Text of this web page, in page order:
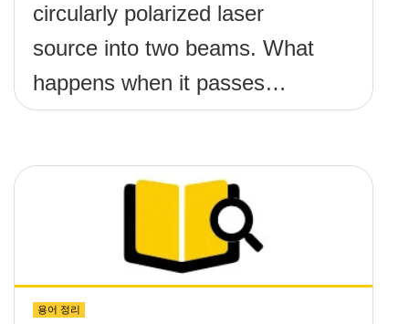
circularly polarized laser
source into two beams. What
happens when it passes
through a cube beamsplitter –
polarizing?
용어 정리